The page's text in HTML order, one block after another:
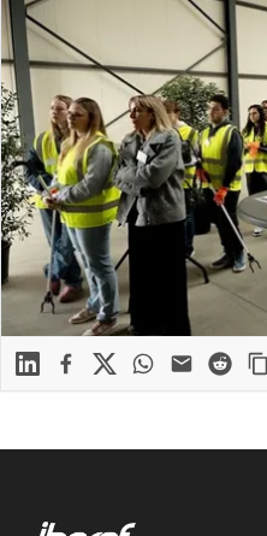
LinkedinFacebook
X WhatsApp
Mail Reddit
IBGraf Group